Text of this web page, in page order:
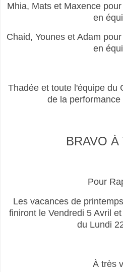
Mhia, Mats et Maxence
en
Chaid, Younes et Adam
en
Thadée et toute l'équipe du
de la
BRAVO À
Pour
Les vacances de
finiront le Vendredi 5 Avril
du Lundi
À très